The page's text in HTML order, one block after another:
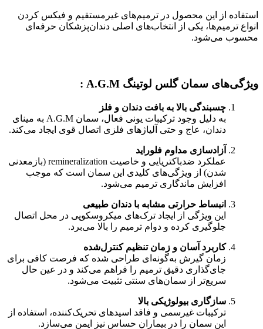
استفاده از این محصول در ترمیم‌های غیرمستقیم و فیکس کردن
انواع ترمیم‌ها، یکی از انتخاب‌های اصلی دندان‌پزشکان حرفه‌ای
محسوب می‌شود.
ویژگی‌های سمان گلس لوتینگ A.G.M :
چسبندگی بالا به بافت دندان و فلز
به دلیل وجود ترکیبات یونی فعال، سمان A.G.M به مینای
دندان، عاج و حتی آلیاژهای فلزی اتصال قوی ایجاد می‌کند.
آزادسازی مداوم فلوراید
عملکرد ضدباکتریایی و خاصیت remineralization (بازمعدنی
شدن) از ویژگی‌های کلیدی این سمان است که موجب
افزایش ماندگاری ترمیم می‌شود.
انبساط حرارتی مشابه با دندان طبیعی
این ویژگی از ایجاد ترک‌های میکروسکوپی در محل اتصال
جلوگیری کرده و دوام ترمیم را بالا می‌برد.
کاربرد آسان و زمان تنظیم کنترل‌شده
زمان گیرش به‌گونه‌ای طراحی شده که فرصت کافی برای
جای‌گذاری دقیق ترمیم را فراهم می‌کند و در عین حال
سریع‌تر از سمان‌های سنتی تثبیت می‌شود.
سازگاری بیولوژیکی بالا
ترکیبات غیرسمی و فاقد اسیدهای تحریک‌کننده، استفاده از
این سمان را در بیماران حساس نیز ایمن می‌سازد.